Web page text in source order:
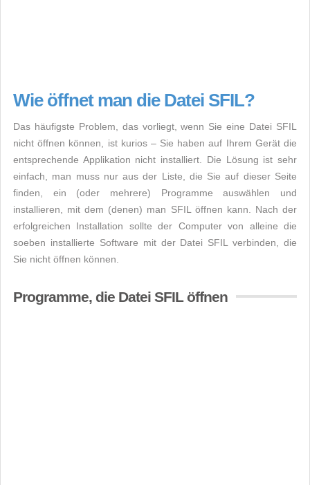
Wie öffnet man die Datei SFIL?
Das häufigste Problem, das vorliegt, wenn Sie eine Datei SFIL
nicht öffnen können, ist kurios – Sie haben auf Ihrem Gerät die
entsprechende Applikation nicht installiert. Die Lösung ist sehr
einfach, man muss nur aus der Liste, die Sie auf dieser Seite
finden, ein (oder mehrere) Programme auswählen und
installieren, mit dem (denen) man SFIL öffnen kann. Nach der
erfolgreichen Installation sollte der Computer von alleine die
soeben installierte Software mit der Datei SFIL verbinden, die
Sie nicht öffnen können.
Programme, die Datei SFIL öffnen